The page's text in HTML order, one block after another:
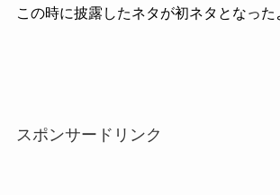
この時に披露したネタが初ネタとなった
スポンサードリンク